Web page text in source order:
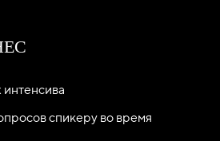
интенсива
спикеру во время